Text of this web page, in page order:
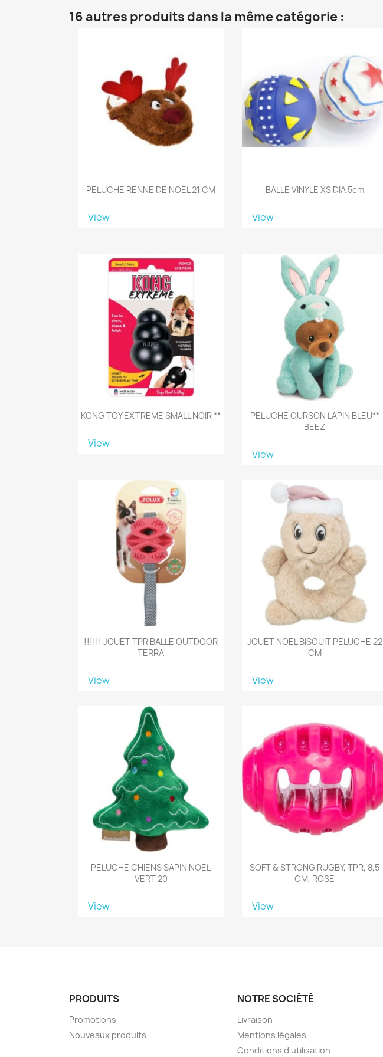
16 autres produits dans la même catégorie :
PELUCHE RENNE DE NOEL 21 CM
View
BALLE VINYLE XS DIA 5cm
View
KONG TOY EXTREME SMALL NOIR **
View
PELUCHE OURSON LAPIN BLEU**
BEEZ
View
!!!!!! JOUET TPR BALLE OUTDOOR
TERRA
View
JOUET NOEL BISCUIT PELUCHE 22
CM
View
PELUCHE CHIENS SAPIN NOEL
VERT 20
View
SOFT & STRONG RUGBY, TPR, 8,5
CM, ROSE
View
PRODUITS
Promotions
Nouveaux produits
NOTRE SOCIÉTÉ
Livraison
Mentions légales
Conditions d'utilisation